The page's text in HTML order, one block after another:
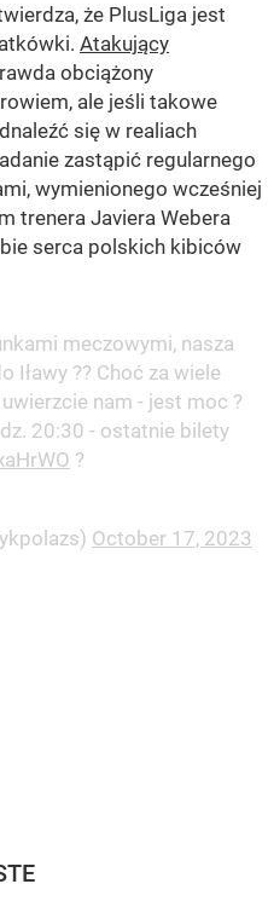
że PlusLiga jest
Atakujący
obciążony
ale jeśli takowe
się w realiach
zastąpić regularnego
wymienionego wcześniej
trenera Javiera Webera
serca polskich kibiców
meczowymi, nasza
Iławy ??️ Choć za wiele
nam - jest moc ?
20:30 - ostatnie bilety
?
October 17, 2023